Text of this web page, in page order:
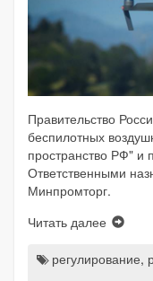
Правительство
беспилотных
пространство РФ" и
Ответственными
Минпромторг.
Читать далее
регулирование,